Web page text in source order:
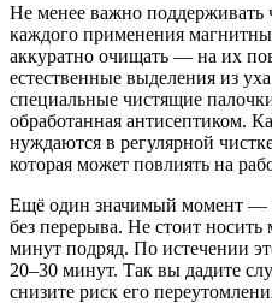
Не менее важно поддерживать
каждого применения
аккуратно очищать — на их
естественные выделения из
специальные чистящие
обработанная антисептиком.
нуждаются в регулярной
которая может повлиять на
Ещё один значимый момент —
без перерыва. Не стоит
минут подряд. По истечении
20–30 минут. Так вы дадите
снизите риск его